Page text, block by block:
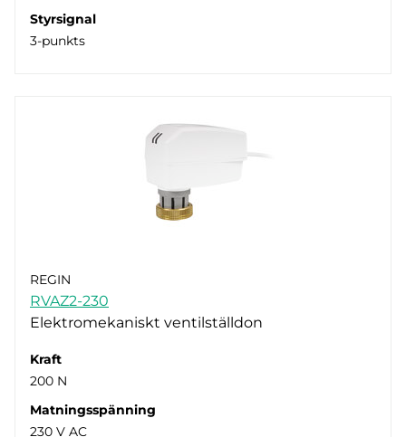
Styrsignal
3-punkts
REGIN
RVAZ2-230
Elektromekaniskt ventilställdon
Kraft
200 N
Matningsspänning
230 V AC